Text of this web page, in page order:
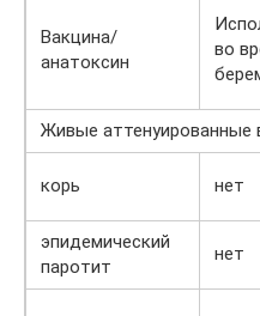
Вакцина/
анатоксин
во
Живые аттенуированные
корь нет
эпидемический
паротит
нет